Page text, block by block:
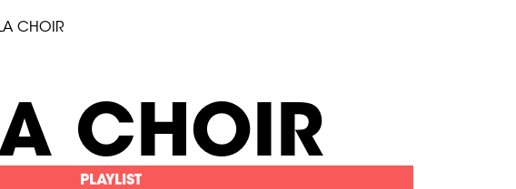
CHOIR
CHOIR
PLAYLIST